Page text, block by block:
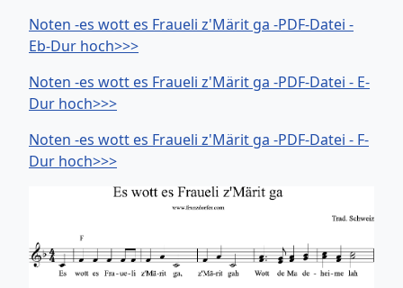
Noten -es wott es Fraueli z'Märit ga -PDF-Datei -
Eb-Dur hoch>>>
Noten -es wott es Fraueli z'Märit ga -PDF-Datei - E-
Dur hoch>>>
Noten -es wott es Fraueli z'Märit ga -PDF-Datei - F-
Dur hoch>>>